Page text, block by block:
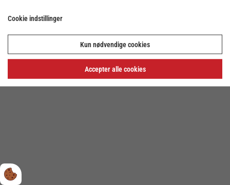
Privatlivs- og cookiepolitik
Cookie indstillinger
Kun nødvendige cookies
Accepter alle cookies